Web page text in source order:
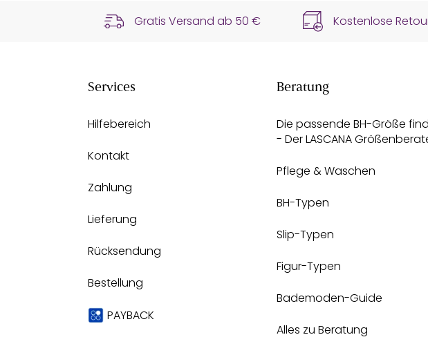
Gratis Versand ab 50 € Kostenlose
Services
Hilfebereich
Kontakt
Zahlung
Lieferung
Rücksendung
Bestellung
PAYBACK
Beratung
Die passende BH-Größe
- Der LASCANA
Pflege & Waschen
BH-Typen
Slip-Typen
Figur-Typen
Bademoden-Guide
Alles zu Beratung